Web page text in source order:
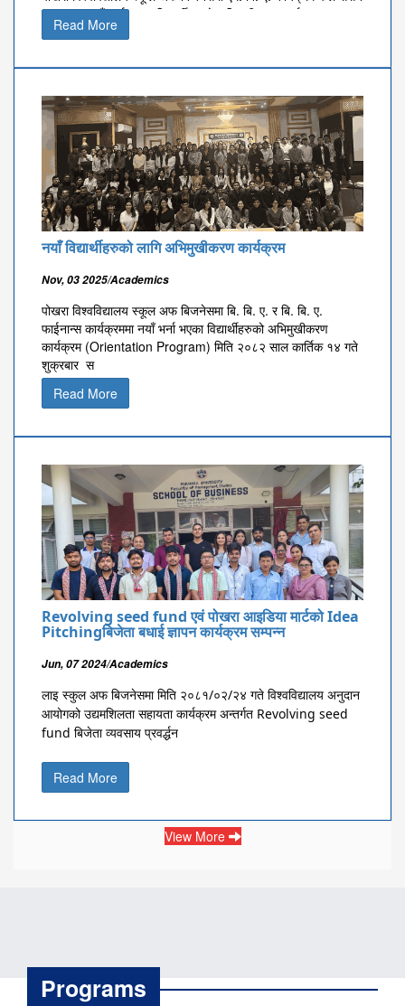
२०२५ मा नयाँ भर्ना भएका विद्यार्थीहरुको अभिमुखीकरण कार्यक्रम
(Orientation Program) मिति २०८२ साल कार्तिक ३० गते आईतबार
Read More
नयाँ विद्यार्थीहरुको लागि अभिमुखीकरण कार्यक्रम
Nov, 03 2025/Academics
पोखरा विश्वविद्यालय स्कूल अफ बिजनेसमा बि. बि. ए. र बि. बि. ए.
फाईनान्स कार्यक्रममा नयाँ भर्ना भएका विद्यार्थीहरुको अभिमुखीकरण
कार्यक्रम (Orientation Program) मिति २०८२ साल कार्तिक १४ गते
शुक्रबार स
Read More
Revolving seed fund एवं पोखरा आइडिया मार्टको Idea
Pitchingबिजेता बधाई ज्ञापन कार्यक्रम सम्पन्न
Jun, 07 2024/Academics
लाइ स्कुल अफ बिजनेसमा मिति २०८१/०२/२४ गते विश्वविद्यालय अनुदान
आयोगको उद्यमशिलता सहायता कार्यक्रम अन्तर्गत Revolving seed
fund बिजेता व्यवसाय प्रवर्द्धन
Read More
View More
Programs